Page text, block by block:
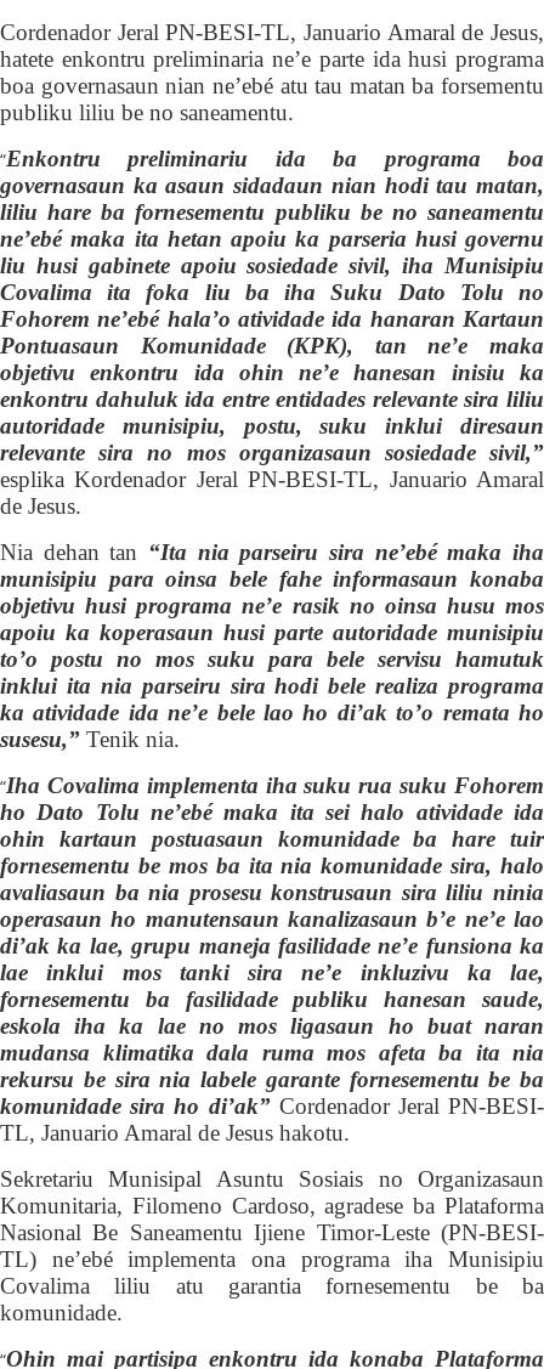
Cordenador Jeral PN-BESI-TL, Januario Amaral de Jesus,
hatete enkontru preliminaria ne’e parte ida husiprograma
boa governasaun nian ne’ebé atutau matan ba forsementu
publiku liliu be no saneamentu.
“Enkontru preliminariu ida ba programa boa
governasaun ka asaun sidadaun nian hodi tau matan,
liliu hare ba fornesementu publiku be no saneamentu
ne’ebé maka ita hetan apoiu ka parseria husi governu
liu husi gabinete apoiu sosiedade sivil, iha Munisipiu
Covalima ita foka liu ba iha Suku Dato Tolu no
Fohorem ne’ebé hala’o atividade ida hanaran Kartaun
Pontuasaun Komunidade (KPK), tan ne’e maka
objetivu enkontru ida ohin ne’e hanesan inisiu ka
enkontru dahuluk ida entre entidades relevante sira liliu
autoridade munisipiu, postu, suku inklui diresaun
relevante sira no mos organizasaun sosiedade sivil,”
esplika Kordenador Jeral PN-BESI-TL, Januario Amaral
de Jesus.
Nia dehan tan “Ita nia parseiru sira ne’ebé maka iha
munisipiu para oinsa bele fahe informasaun konaba
objetivu husi programa ne’e rasik no oinsa husu mos
apoiu ka koperasaun husi parte autoridade munisipiu
to’o postu no mos suku para bele servisu hamutuk
inklui ita nia parseiru sira hodi bele realiza programa
ka atividade ida ne’e bele lao ho di’ak to’o remata ho
susesu,” Tenik nia.
“Iha Covalima implementa iha suku rua suku Fohorem
ho Dato Tolu ne’ebé maka ita sei halo atividade ida
ohin kartaun postuasaun komunidade ba hare tuir
fornesementu be mos ba ita nia komunidade sira, halo
avaliasaun ba nia prosesu konstrusaun sira liliu ninia
operasaun ho manutensaun kanalizasaun b’e ne’e lao
di’ak ka lae, grupu maneja fasilidade ne’e funsiona ka
lae inklui mos tankisira ne’e inkluzivu ka lae,
fornesementu ba fasilidade publiku hanesan saude,
eskola iha ka lae no mos ligasaun ho buat naran
mudansa klimatika dala ruma mos afeta ba ita nia
rekursu be sira nia labele garante fornesementu be ba
komunidade sira ho di’ak”Cordenador Jeral PN-BESI-
TL, Januario Amaral de Jesus hakotu.
Sekretariu Munisipal Asuntu Sosiais no Organizasaun
Komunitaria, Filomeno Cardoso, agradese ba Plataforma
Nasional Be Saneamentu Ijiene Timor-Leste (PN-BESI-
TL) ne’ebé implementa ona programa iha Munisipiu
Covalima liliu atu garantia fornesementu be ba
komunidade.
“Ohin mai partisipa enkontru ida konaba Plataforma